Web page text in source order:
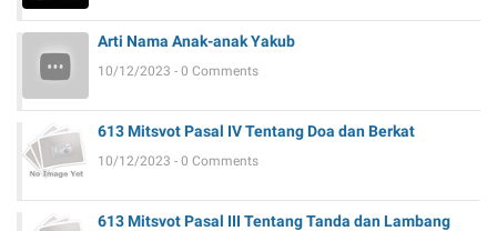
Arti Nama Anak-anak Yakub
10/12/2023 - 0 Comments
613 Mitsvot Pasal IV Tentang Doa dan Berkat
10/12/2023 - 0 Comments
613 Mitsvot Pasal III Tentang Tanda dan Lambang